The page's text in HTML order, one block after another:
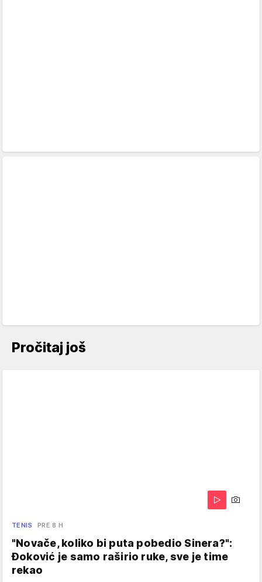
Pročitaj još
TENIS PRE 8 H
"Novače, koliko bi puta pobedio Sinera?":
Đoković je samo raširio ruke, sve je time
rekao